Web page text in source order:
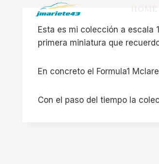
HOME
Esta es mi colección a escala
primera miniatura que
En concreto el Formula1
Con el paso del tiempo la